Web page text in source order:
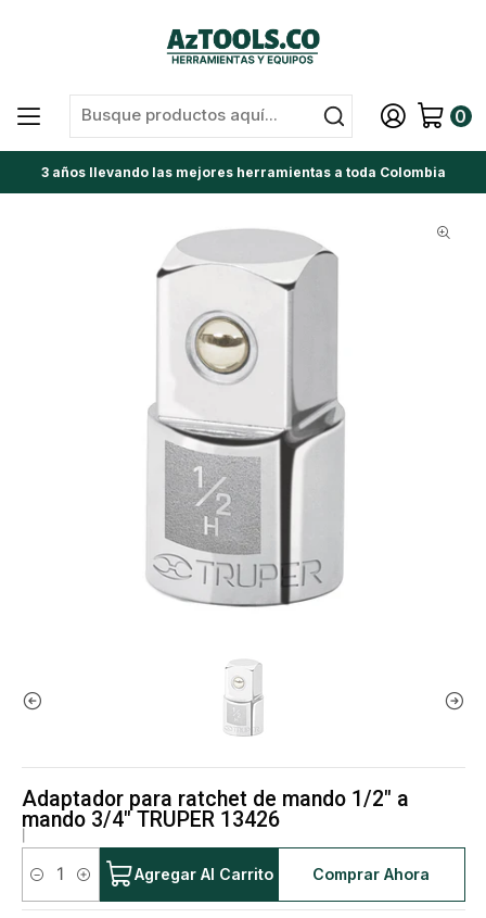
0
3 años llevando las mejores herramientas a toda Colombia
Adaptador para ratchet de mando 1/2" a
mando 3/4" TRUPER 13426
Cantidad
Agregar Al Carrito Comprar Ahora